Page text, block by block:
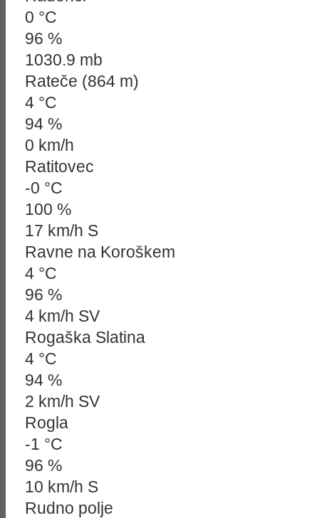
0 °C
96 %
1030.9 mb
Rateče (864 m)
4 °C
94 %
0 km/h
Ratitovec
-0 °C
100 %
17 km/h S
Ravne na Koroškem
4 °C
96 %
4 km/h SV
Rogaška Slatina
4 °C
94 %
2 km/h SV
Rogla
-1 °C
96 %
10 km/h S
Rudno polje